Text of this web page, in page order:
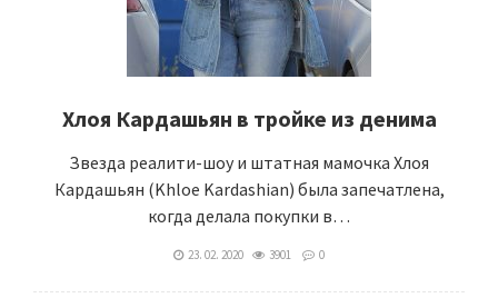
Хлоя Кардашьян в тройке из денима
Звезда реалити-шоу и штатная мамочка Хлоя
Кардашьян (Khloe Kardashian) была запечатлена,
когда делала покупки в…
23. 02. 2020 3901 0